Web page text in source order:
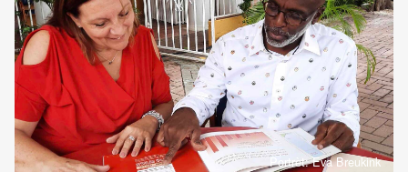
Portrèt: Eva Breukink